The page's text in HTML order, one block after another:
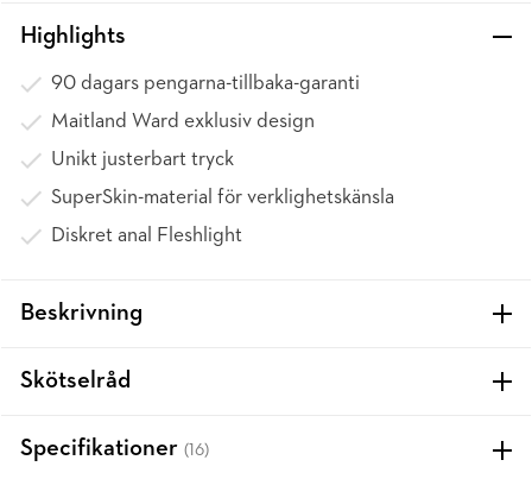
Highlights
90 dagars pengarna-tillbaka-garanti
Maitland Ward exklusiv design
Unikt justerbart tryck
SuperSkin-material för verklighetskänsla
Diskret anal Fleshlight
Beskrivning
Skötselråd
Specifikationer (16)